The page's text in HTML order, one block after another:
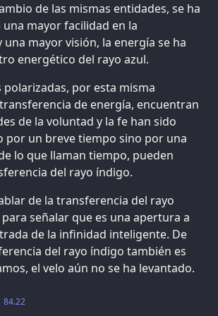
de las mismas entidades, se ha
mayor facilidad en la
una mayor visión, la energía se ha
energético del rayo azul.
polarizadas, por esta misma
de energía, encuentran
de la voluntad y la fe han sido
por un breve tiempo sino por una
lo que llaman tiempo, pueden
del rayo índigo.
de la transferencia del rayo
señalar que es una apertura a
de la infinidad inteligente. De
del rayo índigo también es
el velo aún no se ha levantado.
84.22